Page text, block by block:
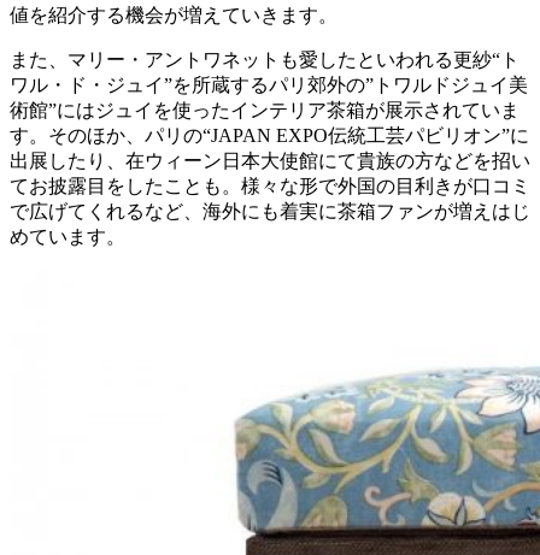
値を紹介する機会が増えていきます。
また、マリー・アントワネットも愛したといわれる更紗“ト
ワル・ド・ジュイ”を所蔵するパリ郊外の”トワルドジュイ美
術館”にはジュイを使ったインテリア茶箱が展示されていま
す。そのほか、パリの“JAPAN EXPO伝統工芸パビリオン”に
出展したり、在ウィーン日本大使館にて貴族の方などを招い
てお披露目をしたことも。様々な形で外国の目利きが口コミ
で広げてくれるなど、海外にも着実に茶箱ファンが増えはじ
めています。